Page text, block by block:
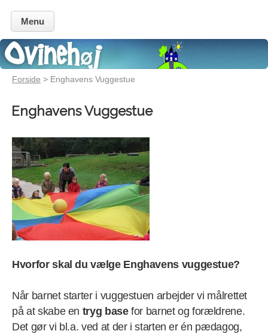
Menu
Forside > Enghavens Vuggestue
Enghavens Vuggestue
Hvorfor skal du vælge Enghavens vuggestue?
Når barnet starter i vuggestuen arbejder vi målrettet
på at skabe en tryg basefor barnet og forældrene.
Det gør vi bl.a. ved at der i starten er én pædagog,